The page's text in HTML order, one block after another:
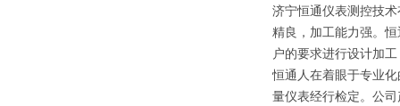
济宁恒通仪表测控技
精良，加工能力强。恒
户的要求进行设计加
恒通 人在着眼于专业
量仪表经行检定。公